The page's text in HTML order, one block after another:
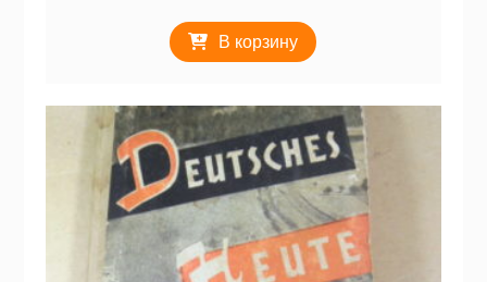
В корзину